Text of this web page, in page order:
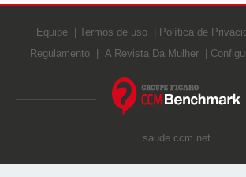
Equipe Termos de uso Política de
Regulamento
A Revista Da Mulher
saude.ccm.net